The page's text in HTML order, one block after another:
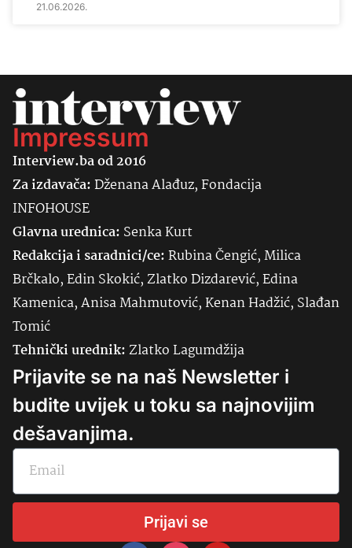
21.06.2026.
Impressum
Interview.ba od 2016
Za izdavača:Dženana Alađuz, Fondacija
INFOHOUSE
Glavna urednica: SenkaKurt
Redakcija i saradnici/ce:Rubina Čengić, Milica
Brčkalo, Edin Skokić, Zlatko Dizdarević, Edina
Kamenica, Anisa Mahmutović, Kenan Hadžić, Slađan
Tomić
Tehnički urednik:Zlatko Lagumdžija
Prijavite se na naš Newsletter i
budite uvijek u toku sa najnovijim
dešavanjima.
Prijavi se